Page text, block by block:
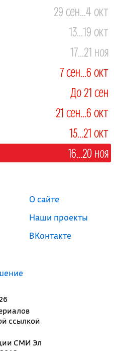
29 сен...4 окт
13...19 окт
17...21 ноя
7 сен...6 окт
До 21 сен
21 сен...6 окт
15...21 окт
16...20 ноя
ссылкой
СМИ Эл
О сайте
Наши проекты
ВКонтакте